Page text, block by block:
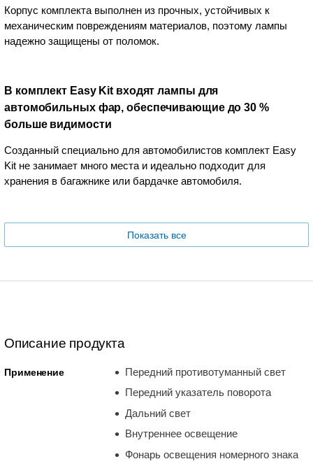
Корпус комплекта выполнен из прочных, устойчивых к
механическим повреждениям материалов, поэтому лампы
надежно защищены от поломок.
В комплект Easy Kit входят лампы для
автомобильных фар, обеспечивающие до 30 %
больше видимости
Созданный специально для автомобилистов комплект Easy
Kit не занимает много места и идеально подходит для
хранения в багажнике или бардачке автомобиля.
Показать все
Описание продукта
Применение
Передний противотуманный свет
Передний указатель поворота
Дальний свет
Внутреннее освещение
Фонарь освещения номерного знака